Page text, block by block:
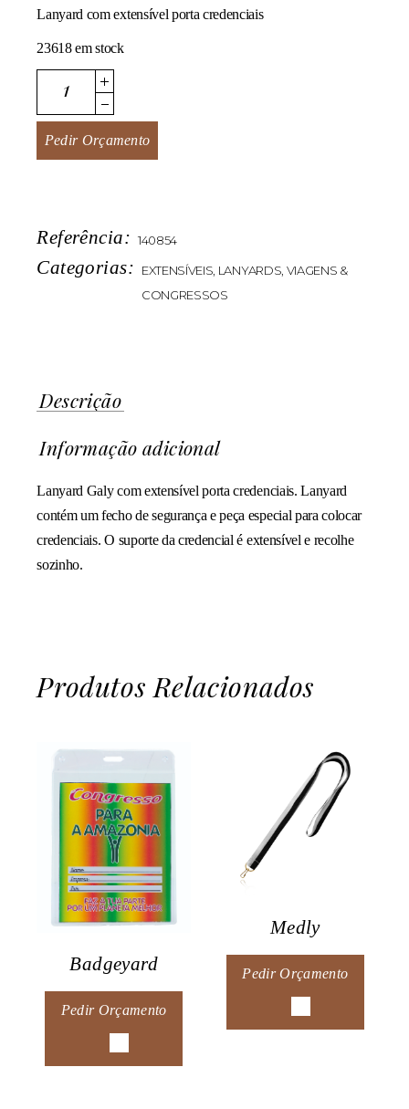
Lanyard com extensível porta credenciais
23618 em stock
Galy quantity
Pedir Orçamento
Referência: 140854
Categorias: EXTENSÍVEIS, LANYARDS, VIAGENS &
CONGRESSOS
Descrição
Informação adicional
Lanyard Galy com extensível porta credenciais. Lanyard
contém um fecho de segurança e peça especial para colocar
credenciais. O suporte da credencial é extensível e recolhe
sozinho.
Produtos Relacionados
Badgeyard
Pedir Orçamento
Medly
Pedir Orçamento